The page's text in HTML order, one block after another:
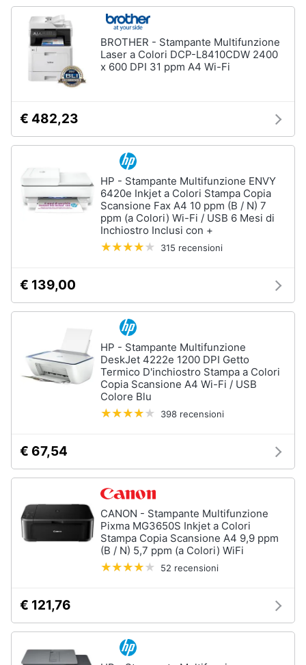
BROTHER - Stampante Multifunzione
Laser a Colori DCP-L8410CDW 2400
x 600 DPI 31 ppm A4 Wi-Fi
€ 482,23
HP - Stampante Multifunzione ENVY
6420e Inkjet a Colori Stampa Copia
Scansione Fax A4 10 ppm (B / N) 7
ppm (a Colori) Wi-Fi / USB 6 Mesi di
Inchiostro Inclusi con +
315 recensioni
€ 139,00
HP - Stampante Multifunzione
DeskJet 4222e 1200 DPI Getto
Termico D'inchiostro Stampa a Colori
Copia Scansione A4 Wi-Fi / USB
Colore Blu
398 recensioni
€ 67,54
CANON - Stampante Multifunzione
Pixma MG3650S Inkjet a Colori
Stampa Copia Scansione A4 9,9 ppm
(B / N) 5,7 ppm (a Colori) WiFi
52 recensioni
€ 121,76